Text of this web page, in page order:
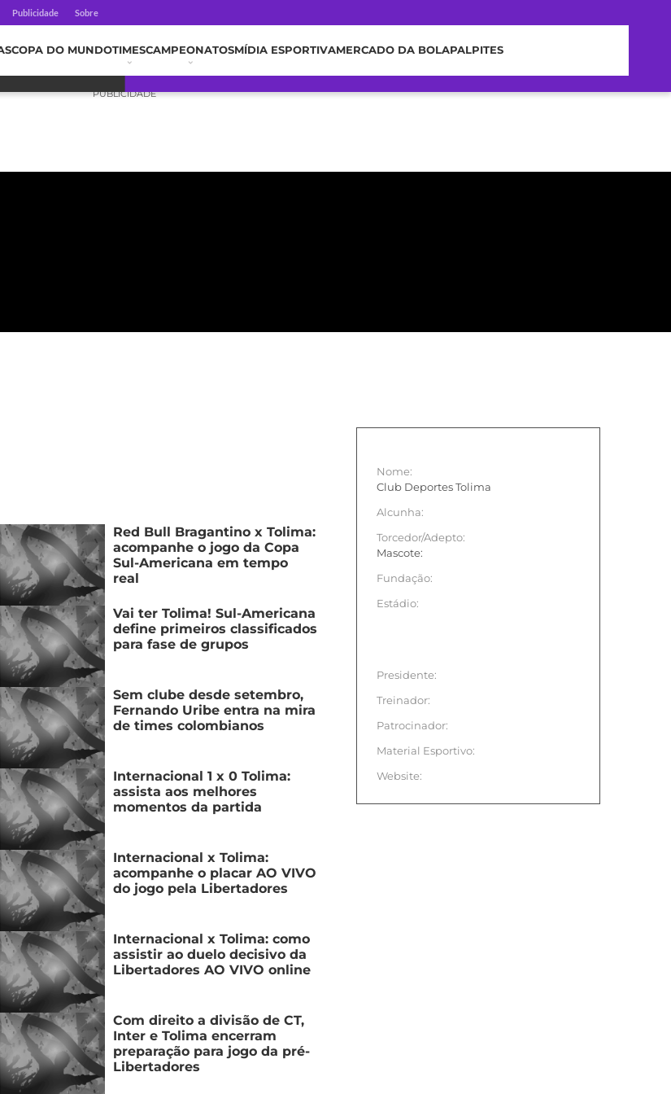
Publicidade Sobre
COPA DO MUNDOTIMESCAMPEONATOSMÍDIA ESPORTIVAMERCADO DA BOLAPALPITES
PUBLICIDADE
Red Bull Bragantino x Tolima:
acompanhe o jogo da Copa
Sul-Americana em tempo
real
Vai ter Tolima! Sul-Americana
define primeiros classificados
para fase de grupos
Sem clube desde setembro,
Fernando Uribe entra na mira
de times colombianos
Internacional 1 x 0 Tolima:
assista aos melhores
momentos da partida
Internacional x Tolima:
acompanhe o placar AO VIVO
do jogo pela Libertadores
Internacional x Tolima: como
assistir ao duelo decisivo da
Libertadores AO VIVO online
Com direito a divisão de CT,
Inter e Tolima encerram
preparação para jogo da pré-
Libertadores
Nome:
Club Deportes Tolima
Alcunha:
Torcedor/Adepto:
Mascote:
Fundação:
Estádio:
Presidente:
Treinador:
Patrocinador:
Material Esportivo:
Website: